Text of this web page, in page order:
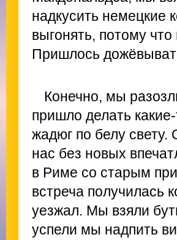
надкусить немецкие
выгонять, потому
Пришлось
Конечно, мы
пришло делать
жадюг по белу свету.
нас без новых
в Риме со старым
встреча получилась
уезжал. Мы взяли
успели мы надпить